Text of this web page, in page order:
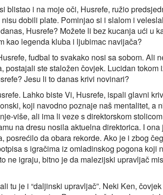
blistao i na moje oči, Husrefe, ružio
dobili plate. Pominjao si i slalom i
Husrefe? Možete li bez kucanja ući u
kao legenda kluba i ljubimac navijača?
fudbal to svakako nosi sa sobom. Ali
postajali ste staložen čovjek. Lucidan tokom
Jesu li to danas krivi novinari?
Lahko biste Vi, Husrefe, ispali glavni
koji navodno poznaje naš mentalitet, a
više, ali ima li veze s direktorskom
na dresu nosila aktuelna direktorica. I
posrećilo da obara rekorde. Ako je i zbog
s igračima iz omladinskog pogona koji
ne igraju, bitno je da malezijski upravljač
tu je i “daljinski upravljač”. Neki Ken,